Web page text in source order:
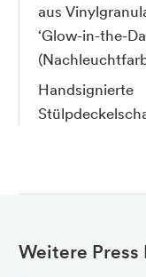
aus
‘Glow-in-the-
Handsignierte
Weitere Press